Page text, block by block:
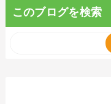
このブログを検索